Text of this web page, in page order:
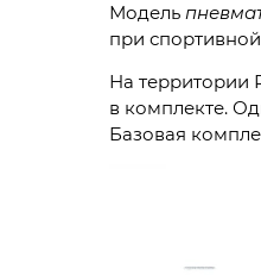
Модель
при
На территории
в комплекте.
Базовая